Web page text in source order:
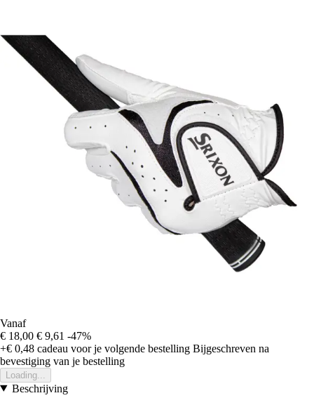
Vanaf
€ 18,00 € 9,61 -47%
+€ 0,48 cadeau voor je volgende bestelling Bijgeschreven na
bevestiging van je bestelling
Loading...
Beschrijving